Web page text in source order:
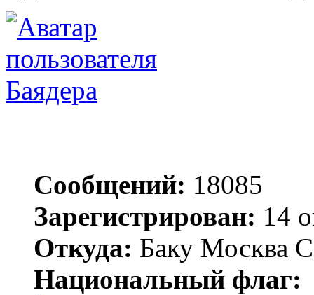
Баядера
Сообщений: 18085
Зарегистрирован: 14
Откуда: Баку Москва
Национальный флаг: